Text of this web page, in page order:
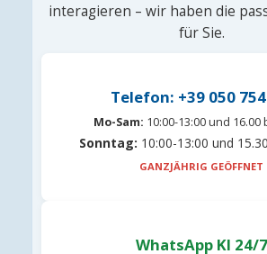
interagieren – wir haben die
für Sie.
Telefon: +39 050
Mo-Sam: 10:00-13:00 und 16.00
Sonntag: 10:00-13:00 und
GANZJÄHRIG GEÖFFNET
WhatsApp KI 24/7